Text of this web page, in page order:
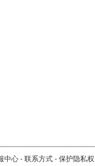
中心 - 联系方式 - 保护隐私权